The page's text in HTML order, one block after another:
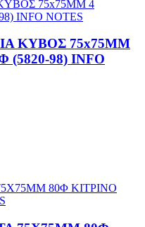
ΚΥΒΟΣ 75x75MM
98) INFO